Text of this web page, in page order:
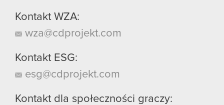
Kontakt WZA:
wza@cdprojekt.com
Kontakt ESG:
esg@cdprojekt.com
Kontakt dla społeczności graczy: